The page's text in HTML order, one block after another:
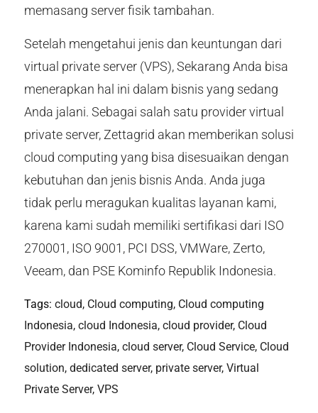
memasang server fisik tambahan.
Setelah mengetahui jenis dan keuntungan dari
virtual private server (VPS), Sekarang Anda bisa
menerapkan hal ini dalam bisnis yang sedang
Anda jalani. Sebagai salah satu provider virtual
private server, Zettagrid akan memberikan solusi
cloud computing yang bisa disesuaikan dengan
kebutuhan dan jenis bisnis Anda. Anda juga
tidak perlu meragukan kualitas layanan kami,
karena kami sudah memiliki sertifikasi dari ISO
270001, ISO 9001, PCI DSS, VMWare, Zerto,
Veeam, dan PSE Kominfo Republik Indonesia.
Tags: cloud, Cloud computing, Cloud computing
Indonesia, cloud Indonesia, cloud provider, Cloud
Provider Indonesia, cloud server, Cloud Service, Cloud
solution, dedicated server, private server, Virtual
Private Server, VPS